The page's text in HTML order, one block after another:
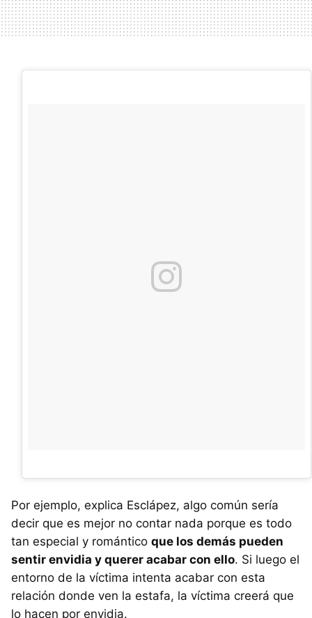
Por ejemplo, explica Esclápez, algo común sería
decir que es mejor no contar nada porque es todo
tan especial y romántico que los demás pueden
sentir envidia y querer acabar con ello. Si luego el
entorno de la víctima intenta acabar con esta
relación donde ven la estafa, la víctima creerá que
lo hacen por envidia.